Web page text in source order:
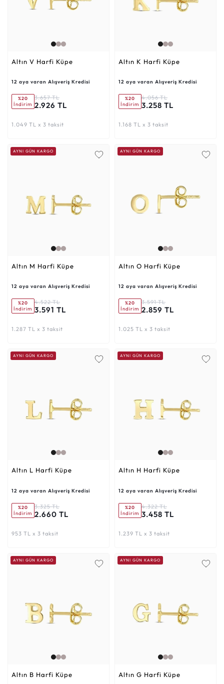
Altın V Harfi Küpe
12 aya varan Alışveriş Kredisi
%20
İndirim
3.657 TL
2.926 TL
1.049 TL x 3 taksit
Altın K Harfi Küpe
12 aya varan Alışveriş Kredisi
%20
İndirim
4.056 TL
3.258 TL
1.168 TL x 3 taksit
AYNI GÜN KARGO
Altın M Harfi Küpe
12 aya varan Alışveriş Kredisi
%20
İndirim
4.522 TL
3.591 TL
1.287 TL x 3 taksit
AYNI GÜN KARGO
Altın O Harfi Küpe
12 aya varan Alışveriş Kredisi
%20
İndirim
3.591 TL
2.859 TL
1.025 TL x 3 taksit
AYNI GÜN KARGO
Altın L Harfi Küpe
12 aya varan Alışveriş Kredisi
%20
İndirim
3.325 TL
2.660 TL
953 TL x 3 taksit
AYNI GÜN KARGO
Altın H Harfi Küpe
12 aya varan Alışveriş Kredisi
%20
İndirim
4.322 TL
3.458 TL
1.239 TL x 3 taksit
AYNI GÜN KARGO
Altın B Harfi Küpe
AYNI GÜN KARGO
Altın G Harfi Küpe